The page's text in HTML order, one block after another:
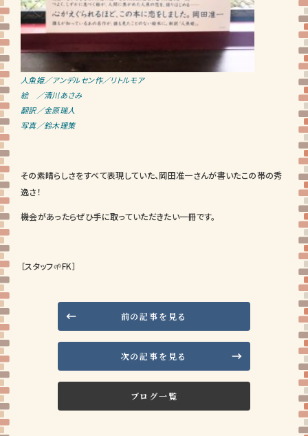
人魚姫／アンデルセン作／リトルモア
絵 ／清川あさみ
翻訳／金原瑞人
写真／鈴木理策
その素晴らしさをすべて表現していた、岡田准一さんが書いたこの帯の秀
逸さ！
機会があったらぜひ手に取っていただきたい一冊です。
［スタッフ🌱FK］
前の記事を見る
ブログ一覧
次の記事を見る